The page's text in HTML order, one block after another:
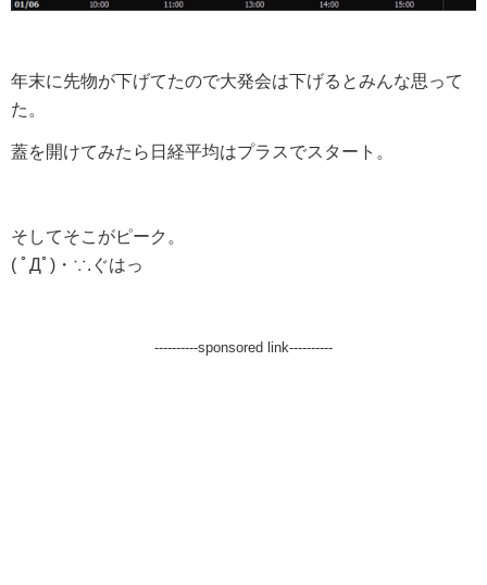
年末に先物が下げてたので大発会は下げるとみんな思って
た。
蓋を開けてみたら日経平均はプラスでスタート。
そしてそこがピーク。
( ﾟДﾟ)・∵.ぐはっ
----------sponsored link----------